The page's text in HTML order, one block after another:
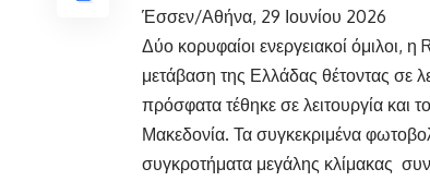
Έσσεν/Αθήνα, 29 Ιουνίου 2026
Δύο κορυφαίοι ενεργειακοί όμιλοι,
μετάβαση της Ελλάδας θέτοντας σε
πρόσφατα τέθηκε σε λειτουργία και
Μακεδονία. Τα συγκεκριμένα
συγκροτήματα μεγάλης κλίμακας